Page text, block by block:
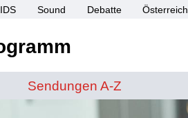
Sound Debatte Österreich
Sendungen von A bis Z
Sendungen A-Z